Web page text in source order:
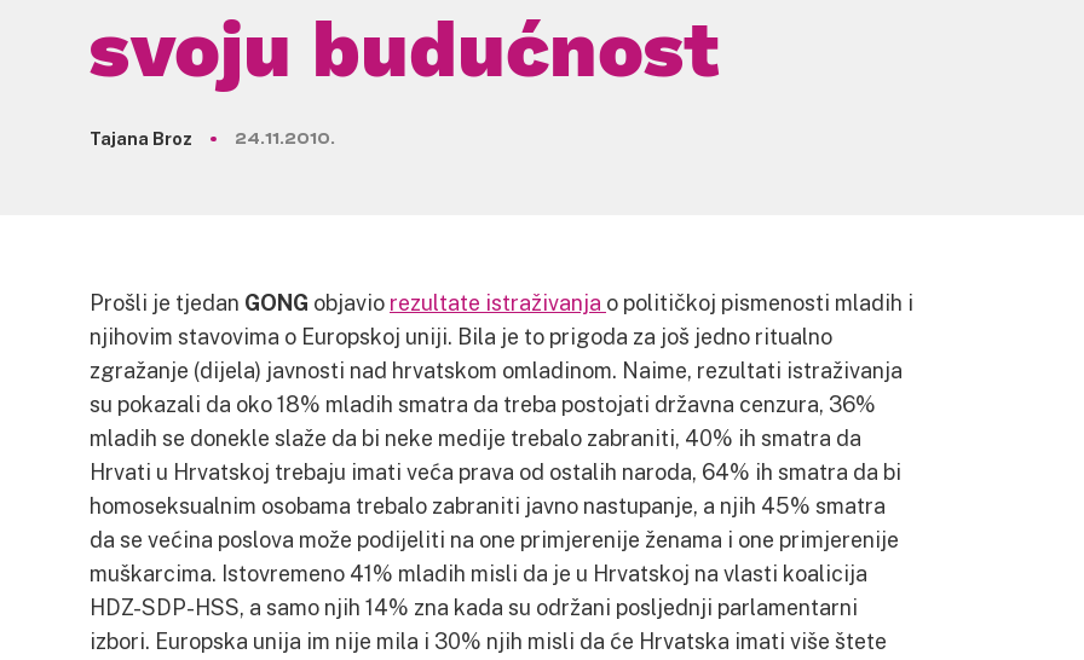
svoju budućnost
Tajana Broz 24.11.2010.
Prošli je tjedan GONG objavio rezultate istraživanja o političkoj pismenosti mladih i
njihovim stavovima o Europskoj uniji. Bila je to prigoda za još jedno ritualno
zgražanje (dijela) javnosti nad hrvatskom omladinom. Naime, rezultati istraživanja
su pokazali da oko 18% mladih smatra da treba postojati državna cenzura, 36%
mladih se donekle slaže da bi neke medije trebalo zabraniti, 40% ih smatra da
Hrvati u Hrvatskoj trebaju imati veća prava od ostalih naroda, 64% ih smatra da bi
homoseksualnim osobama trebalo zabraniti javno nastupanje, a njih 45% smatra
da se većina poslova može podijeliti na one primjerenije ženama i one primjerenije
muškarcima. Istovremeno 41% mladih misli da je u Hrvatskoj na vlasti koalicija
HDZ-SDP-HSS, a samo njih 14% zna kada su održani posljednji parlamentarni
izbori. Europska unija im nije mila i 30% njih misli da će Hrvatska imati više štete